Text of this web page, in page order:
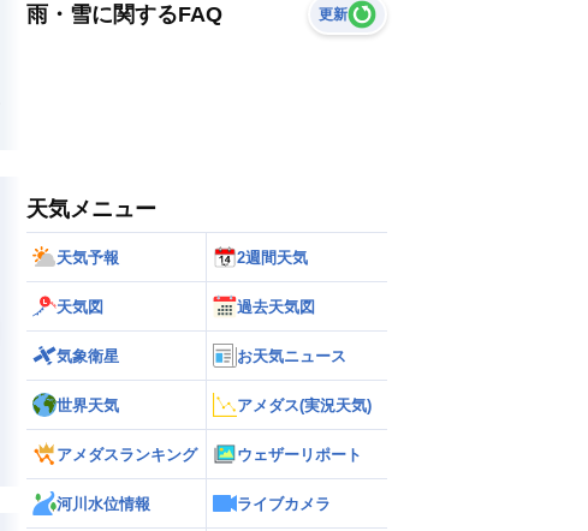
雨・雪に関するFAQ
更新
天気メニュー
天気予報 2週間天気
天気図 過去天気図
気象衛星 お天気ニュース
世界天気 アメダス(実況天気)
アメダスランキング ウェザーリポート
河川水位情報 ライブカメラ